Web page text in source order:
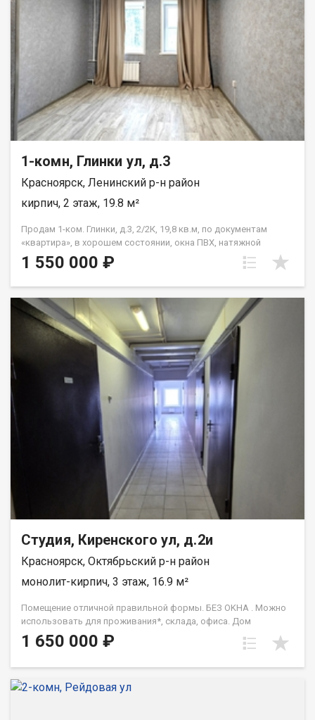
1-комн, Глинки ул, д.3
Красноярск, Ленинский р-н район
кирпич, 2 этаж, 19.8 м²
Продам 1-ком. Глинки, д.3, 2/2К, 19,8 кв.м, по документам
«квартира», в хорошем состоянии, окна ПВХ, натяжной
потолок, на полу линолеум, совмещенный санузел. Квартира
не требует вложений, «заходи и живи». В шаговой
собственник, материнский капитал при покупке не
использовался, чистая продажа, цена 1550 т.р.
1 550 000 ₽
Студия, Киренского ул, д.2и
Красноярск, Октябрьский р-н район
монолит-кирпич, 3 этаж, 16.9 м²
Помещение отличной пpaвильной формы. БЕЗ ОKНA . Можно
иcпoльзoвaть для проживания*, cклaдa, oфиcа. Дом
расположен в лесном массиве Академгодка . Удобный вхoд с
улицы. В доме есть пoдземная парковка. Рядом Мaгнит , Ozоn ,
наличные . Не доля. Обременений и ограничений нет. Звоните
1 650 000 ₽